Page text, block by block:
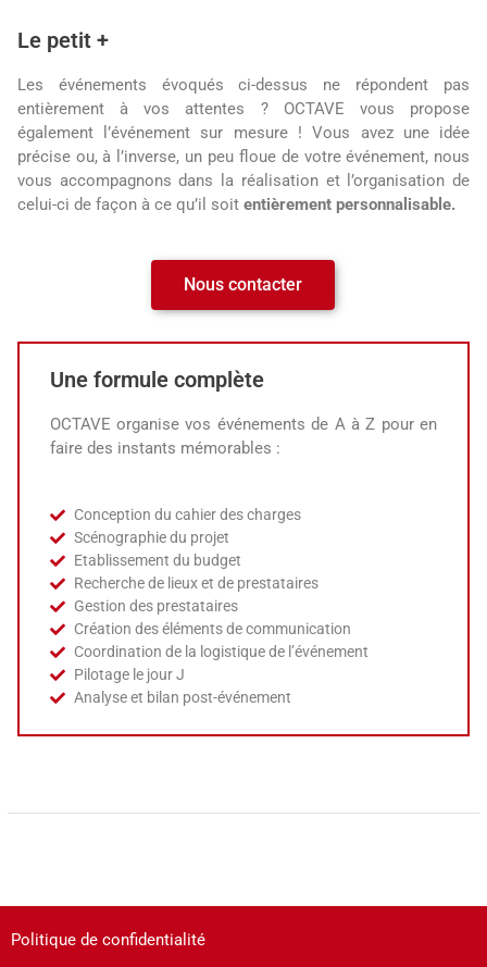
Le petit +
Les événements évoqués ci-dessus ne répondent pas
entièrement à vos attentes ? OCTAVE vous propose
également l’événement sur mesure ! Vous avez une idée
précise ou, à l’inverse, un peu floue de votre événement, nous
vous accompagnons dans la réalisation et l’organisation de
celui-ci de façon à ce qu’il soit entièrement personnalisable.
Nous contacter
Une formule complète
OCTAVE organise vos événements de A à Z pour en
faire des instants mémorables :
Conception du cahier des charges
Scénographie du projet
Etablissement du budget
Recherche de lieux et de prestataires
Gestion des prestataires
Création des éléments de communication
Coordination de la logistique de l’événement
Pilotage le jour J
Analyse et bilan post-événement
Politique de confidentialité